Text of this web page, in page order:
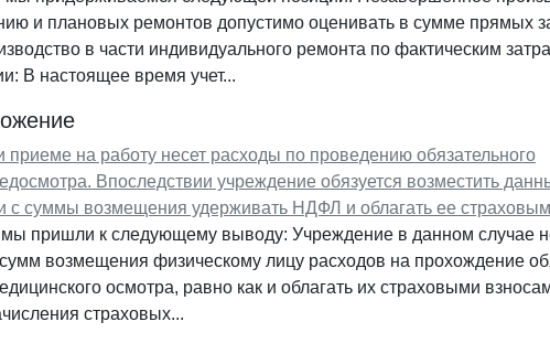
и плановых ремонтов допустимо оценивать в сумме прямых
в части индивидуального ремонта по фактическим
В настоящее время учет...
приеме на работу несет расходы по проведению обязательного
Впоследствии учреждение обязуется возместить
с суммы возмещения удерживать НДФЛ и облагать ее
мы пришли к следующему выводу: Учреждение в данном случае
возмещения физическому лицу расходов на прохождение
осмотра, равно как и облагать их страховыми
страховых...